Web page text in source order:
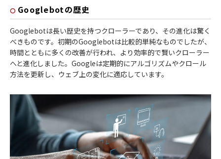
Googlebotの歴史
Googlebotは長い歴史を持つクローラーであり、その進化は驚く
べきものです。初期のGooglebotは比較的単純なものでしたが、
時間とともに多くの改善が行われ、より効率的で賢いクローラー
へと進化しました。Googleは定期的にアルゴリズムやクロール
方法を更新し、ウェブ上の変化に適応しています。